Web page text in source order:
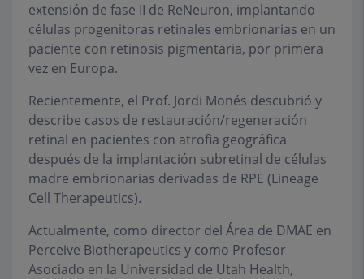
extensión de fase II de ReNeuron, implantando
células progenitoras retinales embrionarias en un
paciente con retinosis pigmentaria, por primera
vez en Europa.
Recientemente, el Prof. Jordi Monés descubrió y
describe casos de restauración/regeneración
retinal en pacientes con atrofia geográfica
después de la implantación subretinal de células
madre embrionarias derivadas de RPE (Lineage
Cell Therapeutics).
Actualmente, como director del Área de DMAE en
Perceive Biotherapeutics y como Profesor
Asociado en la Universidad de Utah Health,